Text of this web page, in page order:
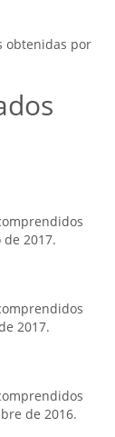
obtenidas por
2017.
2017.
de 2016.